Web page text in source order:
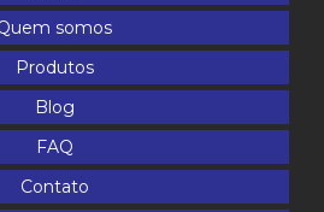
somos
Produtos
Blog
FAQ
Contato